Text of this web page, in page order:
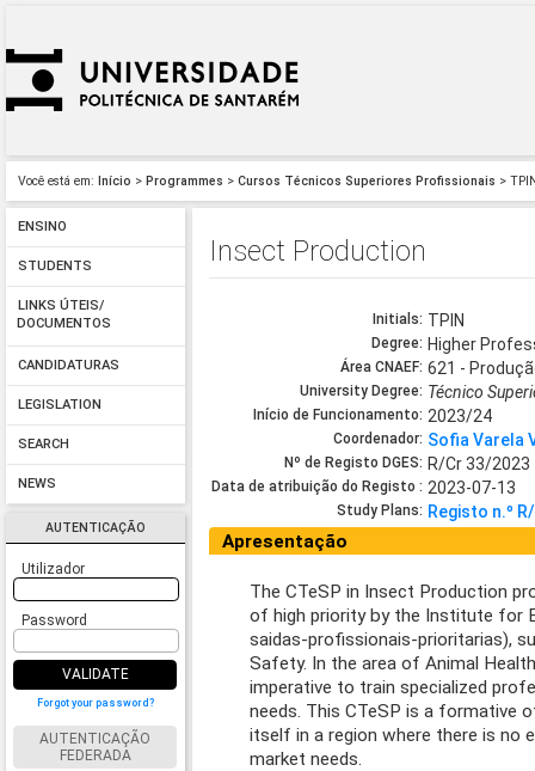
Você está em: Início > Programmes > Cursos Técnicos Superiores Profissionais >
ENSINO
STUDENTS
LINKS ÚTEIS/
DOCUMENTOS
CANDIDATURAS
LEGISLATION
SEARCH
NEWS
AUTENTICAÇÃO
Utilizador
Password
VALIDATE
Forgot your password?
AUTENTICAÇÃO
FEDERADA
Insect Production
Initials: TPIN
Degree: Higher
Área CNAEF: 621 -
University Degree: Técnico
Início de Funcionamento: 2023/24
Coordenador: Sofia Varela
Nº de Registo DGES: R/Cr 33/2023
Data de atribuição do Registo : 2023-07-13
Study Plans: Registo n.º
Apresentação
The CTeSP in Insect Production
of high priority by the Institute for
saidas-profissionais-prioritarias),
Safety. In the area of Animal
imperative to train specialized
needs. This CTeSP is a formative
itself in a region where there is no
market needs.